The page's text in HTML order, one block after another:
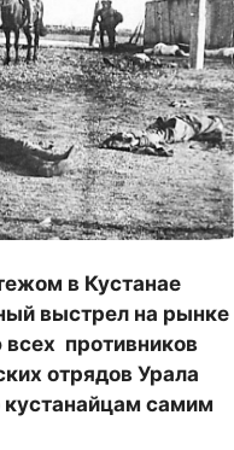
в Кустанае
выстрел на рынке
противников
отрядов Урала
кустанайцам самим